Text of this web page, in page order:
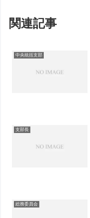
関連記事
中央統括支部
支部長
総務委員会